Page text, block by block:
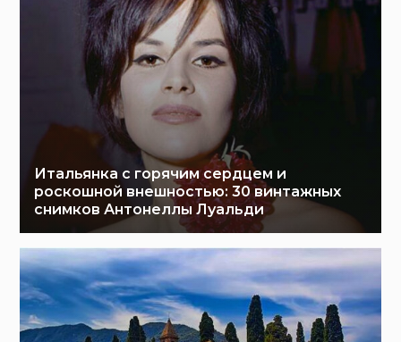
Итальянка с горячим сердцем и
роскошной внешностью: 30 винтажных
снимков Антонеллы Луальди